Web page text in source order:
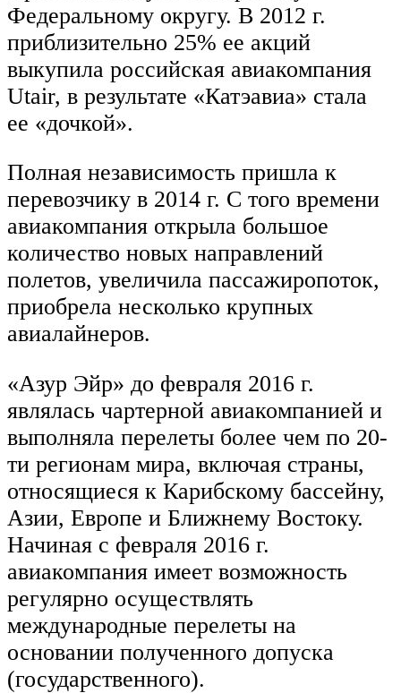
Федеральному округу. В 2012 г.
приблизительно 25% ее акций
выкупила российская авиакомпания
Utair, в результате «Катэавиа» стала
ее «дочкой».
Полная независимость пришла к
перевозчику в 2014 г. С того времени
авиакомпания открыла большое
количество новых направлений
полетов, увеличила пассажиропоток,
приобрела несколько крупных
авиалайнеров.
«Азур Эйр» до февраля 2016 г.
являлась чартерной авиакомпанией и
выполняла перелеты более чем по 20-
ти регионам мира, включая страны,
относящиеся к Карибскому бассейну,
Азии, Европе и Ближнему Востоку.
Начиная с февраля 2016 г.
авиакомпания имеет возможность
регулярно осуществлять
международные перелеты на
основании полученного допуска
(государственного).